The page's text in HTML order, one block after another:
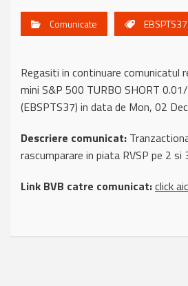
Comunicate EBSPTS37
Regasiti in continuare comunicatul
mini S&P 500 TURBO SHORT
(EBSPTS37) in data de Mon, 02
Descriere comunicat:
rascumparare in piata RVSP pe 2 si
Link BVB catre comunicat:click